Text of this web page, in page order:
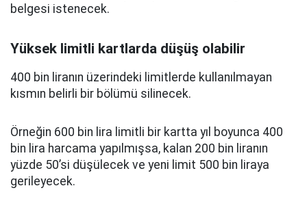
belgesi istenecek.
Yüksek limitli kartlarda düşüş olabilir
400 bin liranın üzerindeki limitlerde kullanılmayan
kısmın belirli bir bölümü silinecek.
Örneğin 600 bin lira limitli bir kartta yıl boyunca 400
bin lira harcama yapılmışsa, kalan 200 bin liranın
yüzde 50’si düşülecek ve yeni limit 500 bin liraya
gerileyecek.